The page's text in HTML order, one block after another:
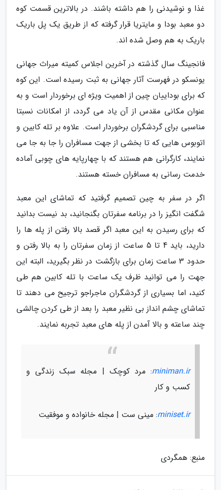
غذا و نوشیدنی را هم داشته باشند. در بالاترین قسمت کوه
دو معبد بودا و مایتریا قرار گرفته که از طریق یک پل باریک
باریک به هم وصل شده اند.
فانجینگ سال گذشته در آخرین اجلاس کمیته میراث جهانی
یونسکو در فهرست آثار جهانی به ثبت رسیده است. این کوه
که برای بوداییان چین از اهمیت ویژه ای برخوردار است و به
عنوان مکانی مقدس از آن یاد می گردد، از امکانات نسبتا
مناسبی برای گردشگران برخوردار است. علاوه بر تله کابین و
اتوبوس هایی که تا بخشی از جهت مسافران را جا به جا می
نمایند، کارگرانی هم هستند که با چهارپایه های چوبی آماده
خدمت رسانی به مسافران خسته هستند.
اگر در سفر به چین تصمیم گرفتید که تماشای این معبد
شگفت انگیز را در برنامه سفرتان بگنجانید، بد نیست بدانید
که برای رسیدن به این معبد اگر قصد بالا رفتن از پله ها را
دارید، باید 4 تا 5 ساعت از زمان سفرتان را به بالا رفتن و
حدود 3 ساعت زمان برای بازگشت در نظر بگیرید، البته این
جهت را می توانید ظرف یک ساعت با تله کابین هم طی
کنید، اما بسیاری از گردشگران ماجراجو ترجیح می دهند تا
تماشای چشم انداز بی نظیر معبد را بعد از طی کردن چالشی
چند ساعته و بالا آمدن از پله های معبد تجربه نمایند.
miniman.ir: مرد کوچک | مجله سبک زندگی و
کسب و کار
miniset.ir: مینی ست | مجله خانواده و موفقیت
منبع: همگردی